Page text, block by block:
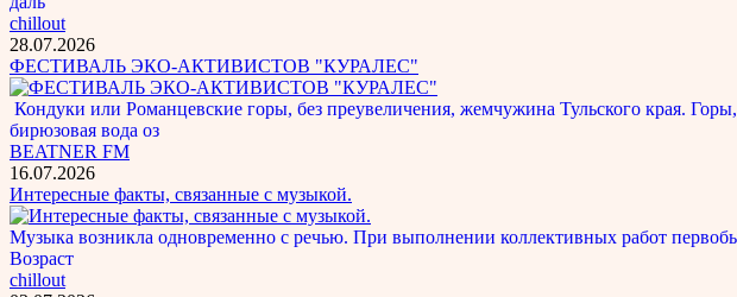
chillout
28.07.2026
ФЕСТИВАЛЬ ЭКО-АКТИВИСТОВ "КУРАЛЕС"
Кондуки или Романцевские горы, без преувеличения, жемчужина Тульского края.
бирюзовая вода оз
BEATNER FM
16.07.2026
Интересные факты, связанные с музыкой.
Музыка возникла одновременно с речью. При выполнении коллективных работ
Возраст
chillout